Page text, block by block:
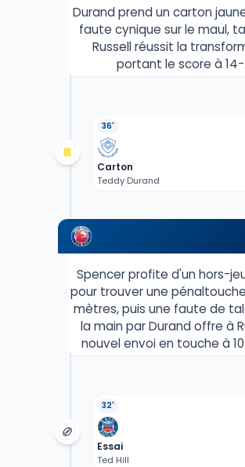
Durand prend un carton
faute cynique sur le maul,
Russell réussit la
portant le score à 14-
36'
Carton
Teddy Durand
Spencer profite d'un hors-
pour trouver une
mètres, puis une faute de
la main par Durand offre à
nouvel envoi en touche à
32'
Essai
Ted Hill